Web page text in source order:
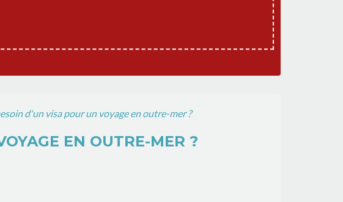
d'un visa pour un voyage en outre-mer ?
EN OUTRE-MER ?